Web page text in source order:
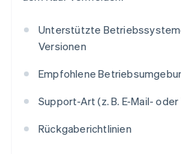
Unterstützte
Versionen
Empfohlene
Support-Art (z. B. E-Mail-
Rückgaberichtlinien